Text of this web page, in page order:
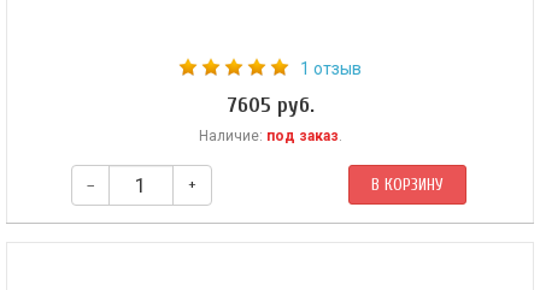
1 отзыв
7605 руб.
Наличие: под заказ.
– + В КОРЗИНУ
Буддийские четки из сердолика. Четки собраны из 108 бусин на